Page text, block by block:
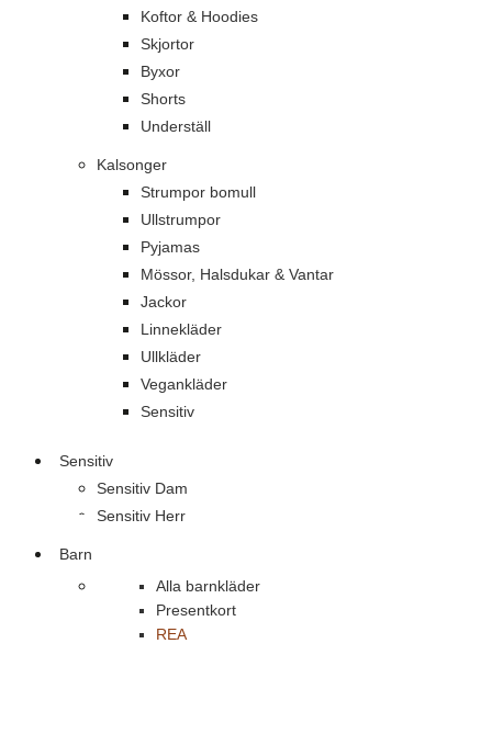
Koftor & Hoodies
Skjortor
Byxor
Shorts
Underställ
Kalsonger
Strumpor bomull
Ullstrumpor
Pyjamas
Mössor, Halsdukar & Vantar
Jackor
Linnekläder
Ullkläder
Vegankläder
Sensitiv
Sensitiv
Sensitiv Dam
Sensitiv Herr
Barn
Alla barnkläder
Presentkort
REA